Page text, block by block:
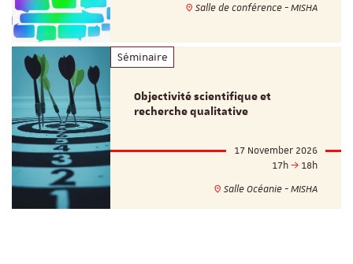
Salle de conférence - MISHA
Séminaire
Objectivité scientifique et
recherche qualitative
17 November 2026
17h
18h
Salle Océanie - MISHA